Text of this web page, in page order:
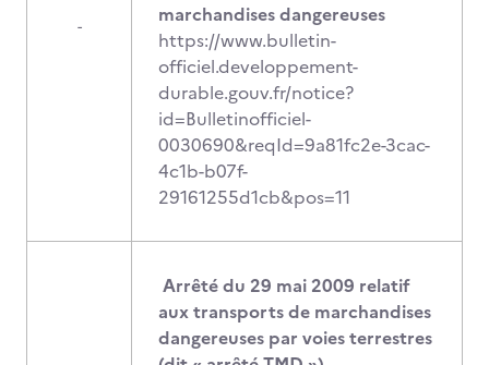
-
marchandises dangereuses
https://www.bulletin-
officiel.developpement-
durable.gouv.fr/notice?
id=Bulletinofficiel-
0030690&reqId=9a81fc2e-3cac-
4c1b-b07f-
29161255d1cb&pos=11
Arrêté du 29 mai 2009 relatif
aux transports de marchandises
dangereuses par voies terrestres